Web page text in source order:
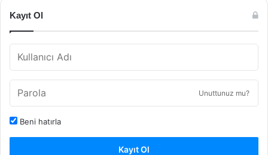
Kayıt Ol
Unuttunuz mu?
Beni hatırla
Kayıt Ol